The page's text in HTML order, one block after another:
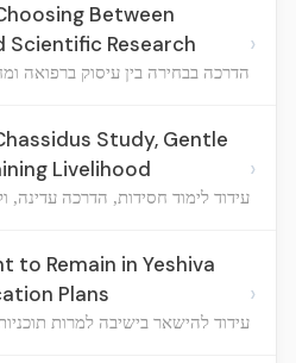
Between
Scientific Research
הדרכה בבחירה בין עיסוק ברפואה
›
Study, Gentle
Livelihood
עידוד לימוד חסידות, הדרכה עדינה,
›
to Remain in Yeshiva
Plans
עידוד להישאר בישיבה למרות
›